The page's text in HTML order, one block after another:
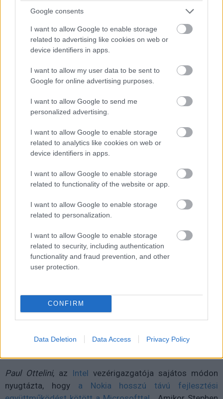
Google consents
I want to allow Google to enable storage
related to advertising like cookies on web or
device identifiers in apps.
I want to allow my user data to be sent to
Google for online advertising purposes.
I want to allow Google to send me
personalized advertising.
I want to allow Google to enable storage
related to analytics like cookies on web or
device identifiers in apps.
I want to allow Google to enable storage
related to functionality of the website or app.
I want to allow Google to enable storage
related to personalization.
I want to allow Google to enable storage
related to security, including authentication
functionality and fraud prevention, and other
user protection.
CONFIRM
Data Deletion Data Access Privacy Policy
Ottelini: tiszteletben tartom a
Nokia döntését
Dávid Imre|2011 február 17. 17:36
Az Intel vezérigazgatójával a Nokia első
embere tudatta telefonon, hogy a finn
mobilgyártó fejlesztési együttműködést kötött
Paul Ottelini, az Intel vezérigazgatója sajátos módon
nyugtázta, hogy a Nokia hosszú távú fejlesztési